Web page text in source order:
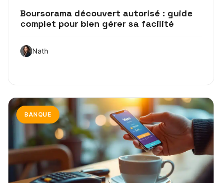
Boursorama découvert autorisé : guide
complet pour bien gérer sa facilité
Nath
BANQUE